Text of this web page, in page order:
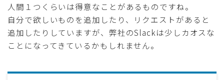
人間１つくらいは得意なことがあるものですね。
自分で欲しいものを追加したり、リクエストがあると
追加したりしていますが、弊社のSlackは少しカオスな
ことになってきているかもしれません。